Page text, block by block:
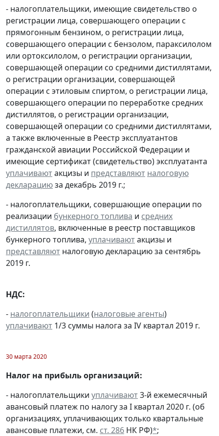
- налогоплательщики, имеющие свидетельство о
регистрации лица, совершающего операции с
прямогонным бензином, о регистрации лица,
совершающего операции с бензолом, параксилолом
или ортоксилолом, о регистрации организации,
совершающей операции со средними дистиллятами,
о регистрации организации, совершающей
операции с этиловым спиртом, о регистрации лица,
совершающего операции по переработке средних
дистиллятов, о регистрации организации,
совершающей операции со средними дистиллятами,
а также включенные в Реестр эксплуатантов
гражданской авиации Российской Федерации и
имеющие сертификат (свидетельство) эксплуатанта
уплачиваютакцизы и представляют налоговую
декларациюза декабрь 2019 г.;
- налогоплательщики, совершающие операции по
реализации бункерного топлива и средних
дистиллятов, включенные в реестр поставщиков
бункерного топлива, уплачиваютакцизы и
представляют налоговую декларацию за сентябрь
2019 г.
НДС:
- налогоплательщики (налоговые агенты)
уплачивают 1/3 суммы налога за IV квартал 2019 г.
30 марта 2020
Налог на прибыль организаций:
- налогоплательщики уплачивают3-й ежемесячный
авансовый платеж по налогу за I квартал 2020 г. (об
организациях, уплачивающих только квартальные
авансовые платежи, см. ст. 286 НК РФ)*;